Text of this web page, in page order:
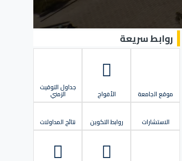
روابط سريعة
موقع الجامعة الأفواج
جداول التوقيت
الزمني
الاستشارات روابط التكوين نتائج المداولات